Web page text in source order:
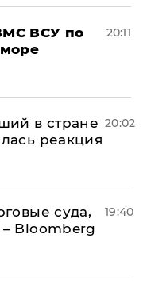
ВСУ по
20:11
в стране
реакция
20:02
суда,
Bloomberg
19:40